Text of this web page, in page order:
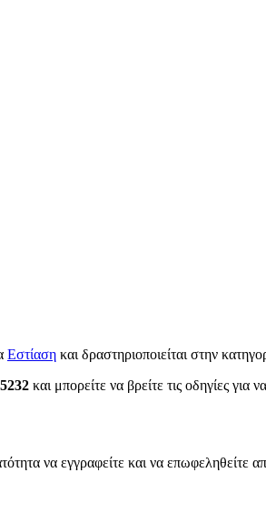
Εστίαση και δραστηριοποιείται στην
και μπορείτε να βρείτε τις οδηγίες για
να εγγραφείτε και να επωφεληθείτε